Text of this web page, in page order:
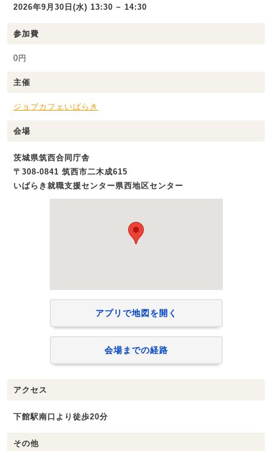
2026年9月30日(水) 13:30 ~ 14:30
参加費
0円
主催
ジョブカフェいばらき
会場
茨城県筑西合同庁舎
〒308-0841 筑西市二木成615
いばらき就職支援センター県西地区センター
アプリで地図を開く
会場までの経路
アクセス
下館駅南口より徒歩20分
その他